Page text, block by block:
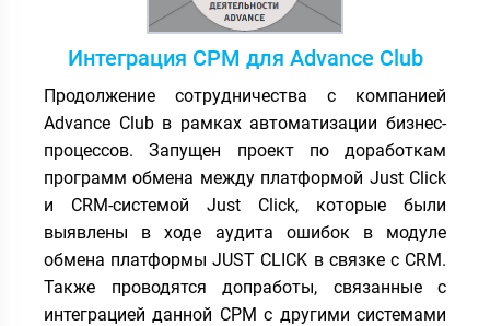
Интеграция СРМ для Advance Club
Продолжение сотрудничества с компанией
Advance Club в рамках автоматизации бизнес-
процессов. Запущен проект по доработкам
программ обмена между платформой Just Click
и CRM-системой Just Click, которые были
выявлены в ходе аудита ошибок в модуле
обмена платформы JUST CLICK в связке с CRM.
Также проводятся допработы, связанные с
интеграцией данной CРМ с другими системами